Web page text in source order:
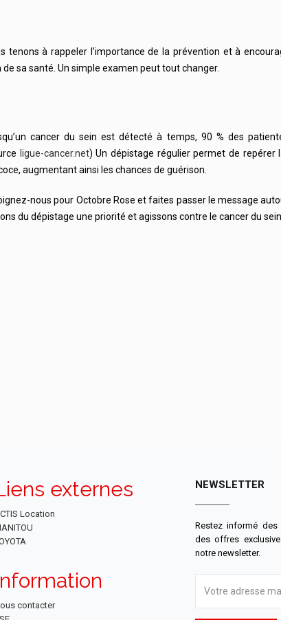
tenons à rappeler l’importance de la prévention et à
de sa santé. Un simple examen peut tout changer.
cancer du sein est détecté à temps, 90 % des
ligue-cancer.net) Un dépistage régulier permet de repérer
augmentant ainsi les chances de guérison.
nous pour Octobre Rose et faites passer le message
du dépistage une priorité et agissons contre le cancer du sein.
externes
Location
contacter
NEWSLETTER
Restez informé
des offres
notre newsletter.